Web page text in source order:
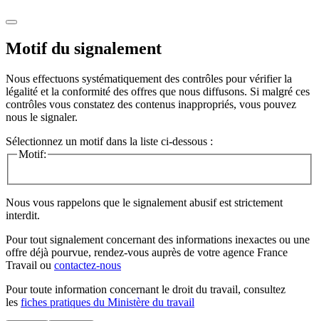
Motif du signalement
Nous effectuons systématiquement des contrôles pour vérifier la
légalité et la conformité des offres que nous diffusons. Si malgré ces
contrôles vous constatez des contenus inappropriés, vous pouvez
nous le signaler.
Sélectionnez un motif dans la liste ci-dessous :
Motif:
Nous vous rappelons que le signalement abusif est strictement
interdit.
Pour tout signalement concernant des informations inexactes ou une
offre déjà pourvue, rendez-vous auprès de votre agence France
Travail ou contactez-nous
Pour toute information concernant le droit du travail, consultez
les fiches pratiques du Ministère du travail